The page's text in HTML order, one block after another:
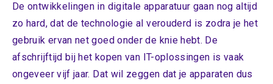
De ontwikkelingen in digitale apparatuur gaan nog altijd
zo hard, dat de technologie al verouderd is zodra je het
gebruik ervan net goed onder de knie hebt. De
afschrijftijd bij het kopen van IT-oplossingen is vaak
ongeveer vijf jaar. Dat wil zeggen dat je apparaten dus